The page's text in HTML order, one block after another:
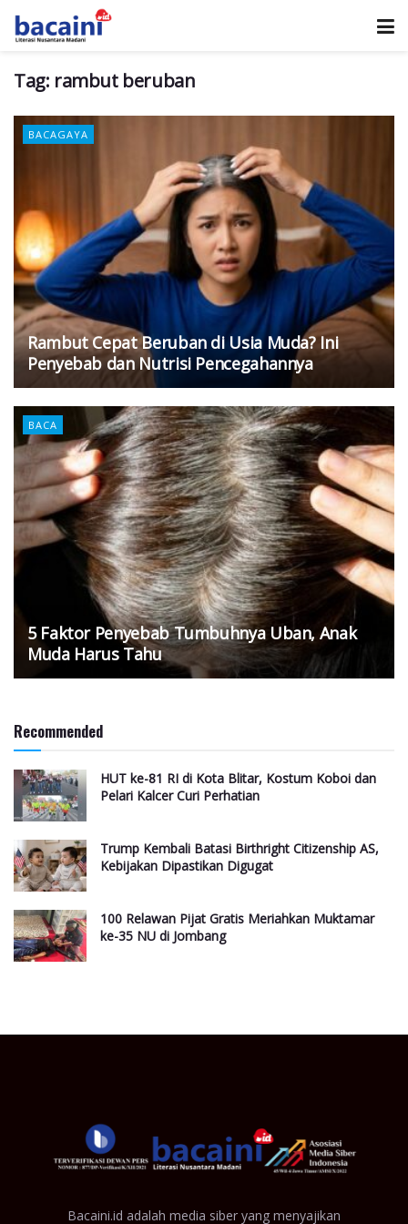
Tag: rambut beruban
BACAGAYA
Rambut Cepat Beruban di Usia Muda? Ini
Penyebab dan Nutrisi Pencegahannya
BACA
5 Faktor Penyebab Tumbuhnya Uban, Anak
Muda Harus Tahu
Recommended
HUT ke-81 RI di Kota Blitar, Kostum Koboi dan
Pelari Kalcer Curi Perhatian
Trump Kembali Batasi Birthright Citizenship AS,
Kebijakan Dipastikan Digugat
100 Relawan Pijat Gratis Meriahkan Muktamar
ke-35 NU di Jombang
Bacaini.id adalah media siber yang menyajikan